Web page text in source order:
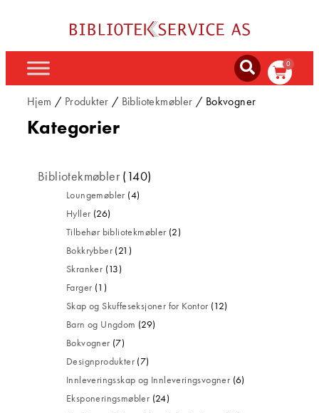
0
Hjem / Produkter / Bibliotekmøbler / Bokvogner
Kategorier
Bibliotekmøbler (140)
Loungemøbler (4)
Hyller (26)
Tilbehør bibliotekmøbler (2)
Bokkrybber (21)
Skranker (13)
Farger (1)
Skap og Skuffeseksjoner for Kontor (12)
Barn og Ungdom (29)
Bokvogner (7)
Designprodukter (7)
Innleveringsskap og Innleveringsvogner (6)
Eksponeringsmøbler (24)